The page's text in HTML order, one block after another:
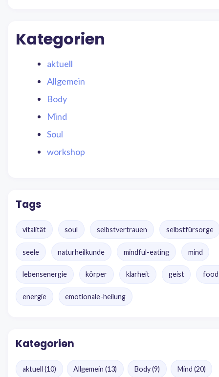
Kategorien
aktuell
Allgemein
Body
Mind
Soul
workshop
Tags
vitalität soul selbstvertrauen selbstfürsorge
seele naturheilkunde mindful-eating mind
lebensenergie körper klarheit geist
energie emotionale-heilung
Kategorien
aktuell (10) Allgemein(13) Body(9) Mind (20)